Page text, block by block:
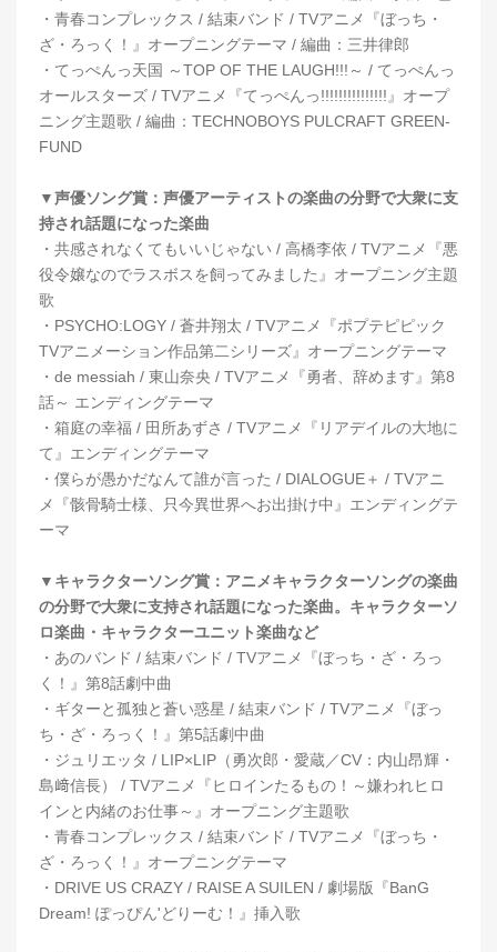
・青春コンプレックス / 結束バンド / TVアニメ『ぼっち・
ざ・ろっく！』オープニングテーマ / 編曲：三井律郎
・てっぺんっ天国 ～TOP OF THE LAUGH!!!～ / てっぺんっ
オールスターズ / TVアニメ『てっぺんっ!!!!!!!!!!!!!!!』オープ
ニング主題歌 / 編曲：TECHNOBOYS PULCRAFT GREEN-
FUND
▼声優ソング賞：声優アーティストの楽曲の分野で大衆に支
持され話題になった楽曲
・共感されなくてもいいじゃない / 高橋李依 / TVアニメ『悪
役令嬢なのでラスボスを飼ってみました』オープニング主題
歌
・PSYCHO:LOGY / 蒼井翔太 / TVアニメ『ポプテピピック
TVアニメーション作品第二シリーズ』オープニングテーマ
・de messiah / 東山奈央 / TVアニメ『勇者、辞めます』第8
話～ エンディングテーマ
・箱庭の幸福 / 田所あずさ / TVアニメ『リアデイルの大地に
て』エンディングテーマ
・僕らが愚かだなんて誰が言った / DIALOGUE＋ / TVアニ
メ『骸⾻騎⼠様、只今異世界へお出掛け中』エンディングテ
ーマ
▼キャラクターソング賞：アニメキャラクターソングの楽曲
の分野で大衆に支持され話題になった楽曲。キャラクターソ
ロ楽曲・キャラクターユニット楽曲など
・あのバンド / 結束バンド / TVアニメ『ぼっち・ざ・ろっ
く！』第8話劇中曲
・ギターと孤独と蒼い惑星 / 結束バンド / TVアニメ『ぼっ
ち・ざ・ろっく！』第5話劇中曲
・ジュリエッタ / LIP×LIP（勇次郎・愛蔵／CV：内山昂輝・
島﨑信長） / TVアニメ『ヒロインたるもの！～嫌われヒロ
インと内緒のお仕事～』オープニング主題歌
・青春コンプレックス / 結束バンド / TVアニメ『ぼっち・
ざ・ろっく！』オープニングテーマ
・DRIVE US CRAZY / RAISE A SUILEN / 劇場版『BanG
Dream! ぽっぴん'どりーむ！』挿入歌